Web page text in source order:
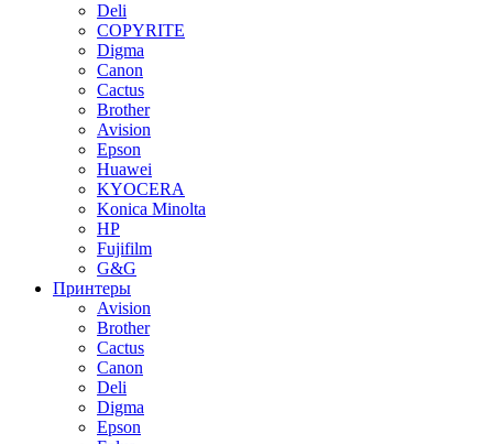
Deli
COPYRITE
Digma
Canon
Cactus
Brother
Avision
Epson
Huawei
KYOCERA
Konica Minolta
HP
Fujifilm
G&G
Принтеры
Avision
Brother
Cactus
Canon
Deli
Digma
Epson